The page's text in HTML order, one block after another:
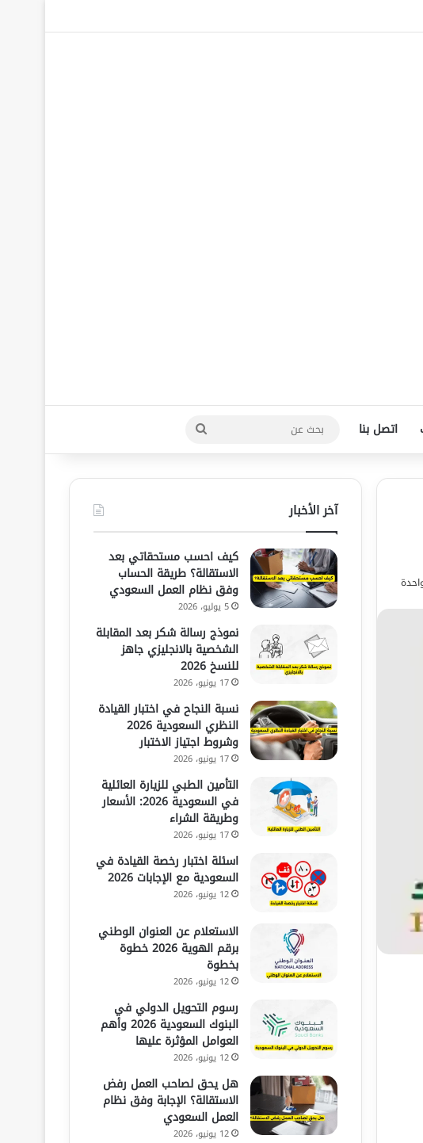
اتصل بنا
بحث
عن
آخر الأخبار
كيف احسب مستحقاتي بعد
الاستقالة؟ طريقة الحساب
وفق نظام العمل السعودي
5 يوليو، 2026
نموذج رسالة شكر بعد المقابلة
الشخصية بالانجليزي جاهز
للنسخ 2026
17 يونيو، 2026
نسبة النجاح في اختبار القيادة
النظري السعودية 2026
وشروط اجتياز الاختبار
17 يونيو، 2026
التأمين الطبي للزيارة العائلية
في السعودية 2026: الأسعار
وطريقة الشراء
17 يونيو، 2026
اسئلة اختبار رخصة القيادة في
السعودية مع الإجابات 2026
12 يونيو، 2026
الاستعلام عن العنوان الوطني
برقم الهوية 2026 خطوة
بخطوة
12 يونيو، 2026
رسوم التحويل الدولي في
البنوك السعودية 2026 وأهم
العوامل المؤثرة عليها
12 يونيو، 2026
هل يحق لصاحب العمل رفض
الاستقالة؟ الإجابة وفق نظام
العمل السعودي
12 يونيو، 2026